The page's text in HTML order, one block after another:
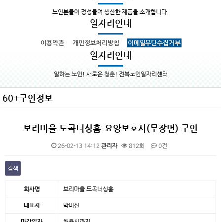
노인분들이 정성들여 생산한 제품을 소개합니다.
일자리안내
이용약관 개인정보처리방침 이메일무단수집거부
일자리안내
일하는 노인! 새로운 청춘! 전북노인일자리센터
60+구인정보
보리마을 도곡너싱홈-요양보호사(무장면) 구인
26-02-13 14:12 관리자 812회 0건
검색
회사명 보리마을 도곡너싱홈
대표자 박미선